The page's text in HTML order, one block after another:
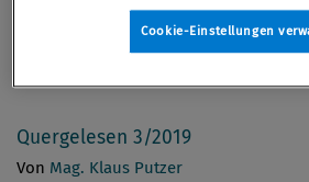
Quergelesen 3/2019
Von Mag. Klaus Putzer
Cookie-Einstellungen